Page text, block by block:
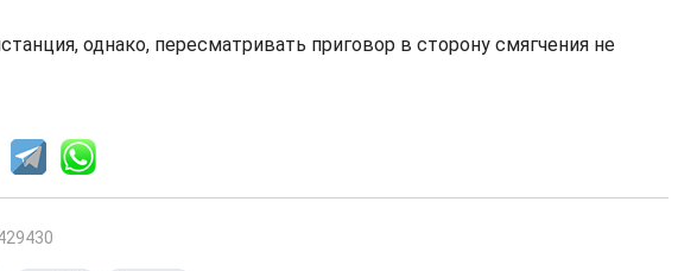
однако, пересматривать приговор в сторону смягчения не